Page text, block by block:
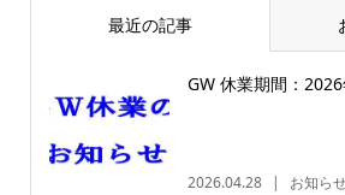
最近の記事
GW 休業期間：
2026.04.28 お知ら